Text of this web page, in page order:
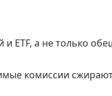
и ETF, а не только
комиссии